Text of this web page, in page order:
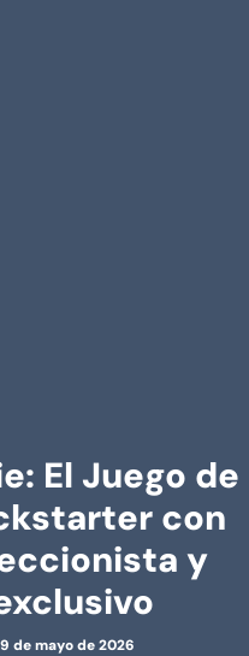
El Juego de
con
y
de mayo de 2026